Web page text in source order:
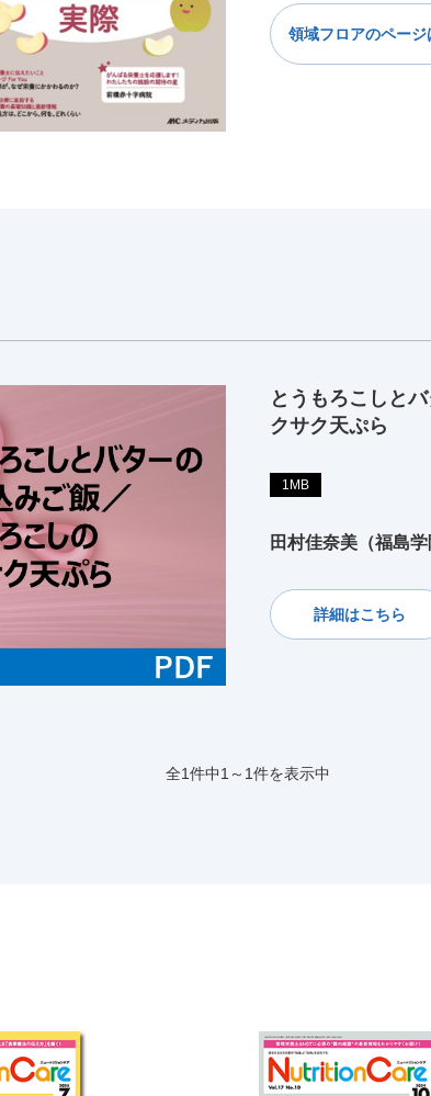
領域フロアのページ
とうもろこしと
クサク天ぷら
1MB
田村佳奈美（福島
詳細はこちら
全1件中1～1件を表示中